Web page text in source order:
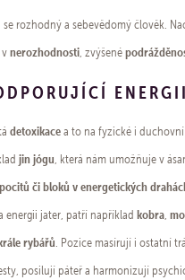
se rozhodný a sebevědomý člověk.
nerozhodnosti, zvýšené
detoxikacea to na fyzické i
jin jógu, která nám umožňuje v
či bloků v energetických
energii jater, patří například kobra,
rybářů. Pozice masírují i ostatní
posilují páteř a harmonizují